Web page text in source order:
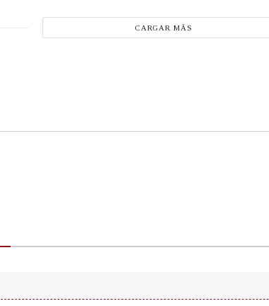
CARGAR MÁS